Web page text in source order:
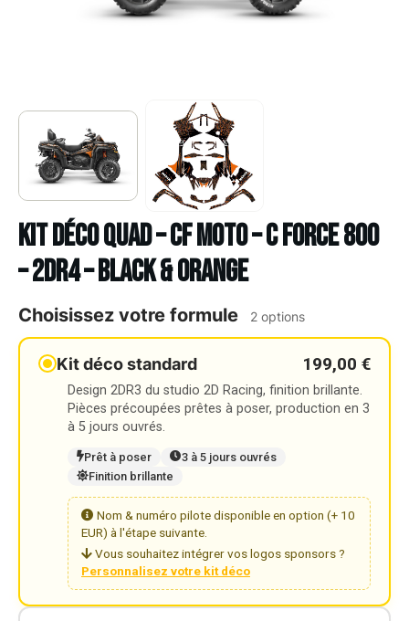
Kit déco Quad – CF MOTO – C FORCE 800
– 2DR4 – BLACK & ORANGE
Choisissez votre formule 2 options
Kit déco standard 199,00 €
Design 2DR3 du studio 2D Racing, finition brillante.
Pièces précoupées prêtes à poser, production en 3
à 5 jours ouvrés.
Prêt à poser
3 à 5 jours ouvrés
Finition brillante
Nom & numéro pilote disponible en option (+ 10
EUR) à l'étape suivante.
Vous souhaitez intégrer vos logos sponsors ?
Personnalisez votre kit déco